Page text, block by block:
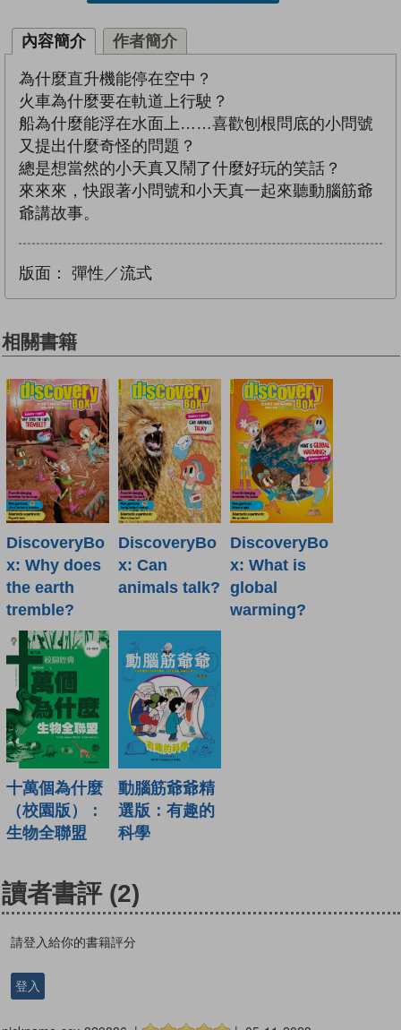
內容簡介 作者簡介
為什麼直升機能停在空中？
火車為什麼要在軌道上行駛？
船為什麼能浮在水面上……喜歡刨根問底的小問號
又提出什麼奇怪的問題？
總是想當然的小天真又鬧了什麼好玩的笑話？
來來來，快跟著小問號和小天真一起來聽動腦筋爺
爺講故事。
版面： 彈性／流式
相關書籍
DiscoveryBo
x: Why does
the earth
tremble?
DiscoveryBo
x: Can
animals talk?
DiscoveryBo
x: What is
global
warming?
十萬個為什麼
（校園版）：
生物全聯盟
動腦筋爺爺精
選版：有趣的
科學
讀者書評 (2)
請登入給你的書籍評分
登入